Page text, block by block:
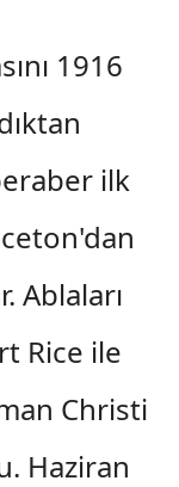
1916
ilk
Ablaları
Rice ile
Christi
Haziran